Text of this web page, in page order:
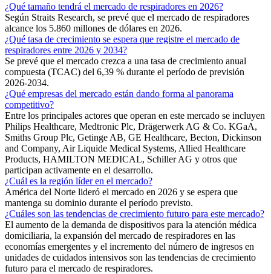
¿Qué tamaño tendrá el mercado de respiradores en 2026?
Según Straits Research, se prevé que el mercado de respiradores
alcance los 5.860 millones de dólares en 2026.
¿Qué tasa de crecimiento se espera que registre el mercado de
respiradores entre 2026 y 2034?
Se prevé que el mercado crezca a una tasa de crecimiento anual
compuesta (TCAC) del 6,39 % durante el período de previsión
2026-2034.
¿Qué empresas del mercado están dando forma al panorama
competitivo?
Entre los principales actores que operan en este mercado se incluyen
Philips Healthcare, Medtronic Plc, Drägerwerk AG & Co. KGaA,
Smiths Group Plc, Getinge AB, GE Healthcare, Becton, Dickinson
and Company, Air Liquide Medical Systems, Allied Healthcare
Products, HAMILTON MEDICAL, Schiller AG y otros que
participan activamente en el desarrollo.
¿Cuál es la región líder en el mercado?
América del Norte lideró el mercado en 2026 y se espera que
mantenga su dominio durante el período previsto.
¿Cuáles son las tendencias de crecimiento futuro para este mercado?
El aumento de la demanda de dispositivos para la atención médica
domiciliaria, la expansión del mercado de respiradores en las
economías emergentes y el incremento del número de ingresos en
unidades de cuidados intensivos son las tendencias de crecimiento
futuro para el mercado de respiradores.